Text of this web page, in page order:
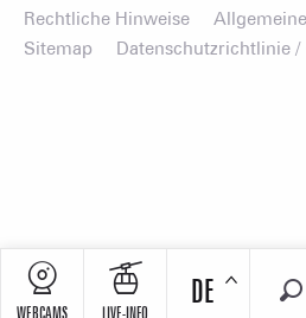
DE
WEBCAMS LIVE-INFO
Rechtliche Hinweise
Sitemap
Datenschutzrichtlinie /